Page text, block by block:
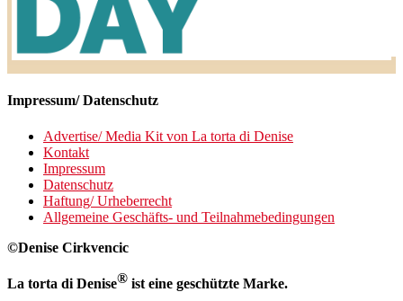
Impressum/ Datenschutz
Advertise/ Media Kit von La torta di Denise
Kontakt
Impressum
Datenschutz
Haftung/ Urheberrecht
Allgemeine Geschäfts- und Teilnahmebedingungen
©Denise Cirkvencic
La torta di Denise® ist eine geschützte Marke.